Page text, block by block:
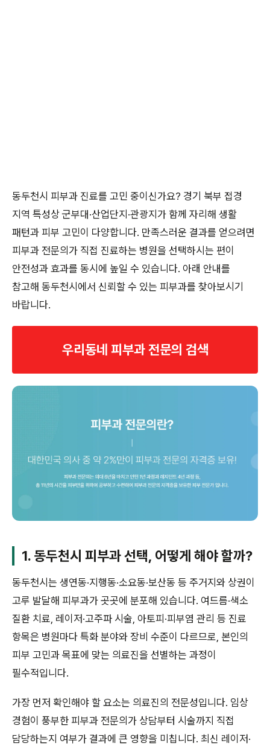
동두천시 피부과 진료를 고민 중이신가요? 경기 북부 접경
지역 특성상 군부대·산업단지·관광지가 함께 자리해 생활
패턴과 피부 고민이 다양합니다. 만족스러운 결과를 얻으려면
피부과 전문의가 직접 진료하는 병원을 선택하시는 편이
안전성과 효과를 동시에 높일 수 있습니다. 아래 안내를
참고해 동두천시에서 신뢰할 수 있는 피부과를 찾아보시기
바랍니다.
우리동네 피부과 전문의 검색
1. 동두천시 피부과 선택, 어떻게 해야 할까?
동두천시는 생연동·지행동·소요동·보산동 등 주거지와 상권이
고루 발달해 피부과가 곳곳에 분포해 있습니다. 여드름·색소
질환 치료, 레이저·고주파 시술, 아토피·피부염 관리 등 진료
항목은 병원마다 특화 분야와 장비 수준이 다르므로, 본인의
피부 고민과 목표에 맞는 의료진을 선별하는 과정이
필수적입니다.
가장 먼저 확인해야 할 요소는 의료진의 전문성입니다. 임상
경험이 풍부한 피부과 전문의가 상담부터 시술까지 직접
담당하는지 여부가 결과에 큰 영향을 미칩니다. 최신 레이저·